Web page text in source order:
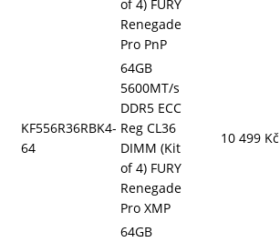
of 4) FURY
Renegade
Pro PnP
KF556R36RBK4-
64
64GB
5600MT/s
DDR5 ECC
Reg CL36
DIMM (Kit
of 4) FURY
Renegade
Pro XMP
10 499 Kč
64GB